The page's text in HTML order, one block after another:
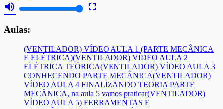
volume_up
fullscreen
Aulas:
(VENTILADOR) VÍDEO AULA 1 (PARTE MECÂNICA
E ELÉTRICA)(VENTILADOR) VÍDEO AULA 2
ELÉTRICA TEÓRICA(VENTILADOR) VÍDEO AULA 3
CONHECENDO PARTE MECÂNICA(VENTILADOR)
VÍDEO AULA 4 FINALIZANDO TEORIA PARTE
MECÂNICA, na aula 5 vamos praticar(VENTILADOR)
VÍDEO AULA 5) FERRAMENTAS E